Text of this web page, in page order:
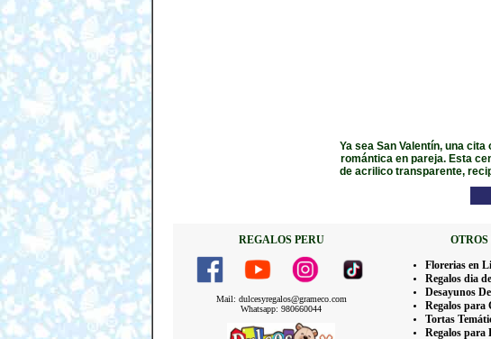
Ya sea San Valentín, una
romántica en pareja. Esta
de acrilico transparente,
REGALOS PERU
Mail: dulcesyregalos@grameco.com
Whatsapp: 980660044
Florerias en
Regalos dia
Desayunos
Regalos para
Tortas
Regalos para